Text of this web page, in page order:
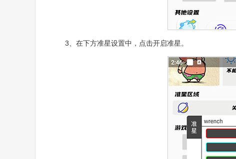
3、在下方准星设置中，点击开启准星。